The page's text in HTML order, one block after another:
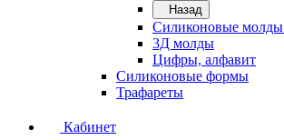
Назад
Силиконовые молды
3Д молды
Цифры, алфавит
Силиконовые формы
Трафареты
Кабинет